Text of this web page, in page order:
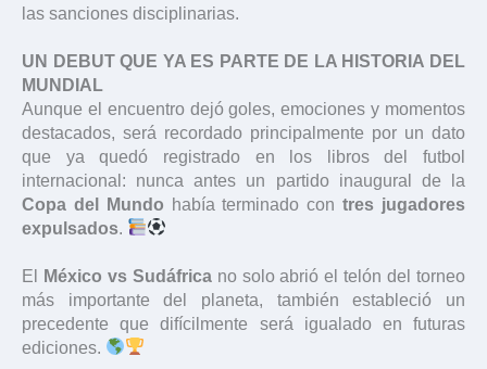
las sanciones disciplinarias.
UN DEBUT QUE YA ES PARTE DE LA HISTORIA DEL
MUNDIAL
Aunque el encuentro dejó goles, emociones y momentos
destacados, será recordado principalmente por un dato
que ya quedó registrado en los libros del futbol
internacional: nunca antes un partido inaugural de la
Copa del Mundo había terminado contres jugadores
expulsados.
El México vs Sudáfricano solo abrió el telón del torneo
más importante del planeta, también estableció un
precedente que difícilmente será igualado en futuras
ediciones.